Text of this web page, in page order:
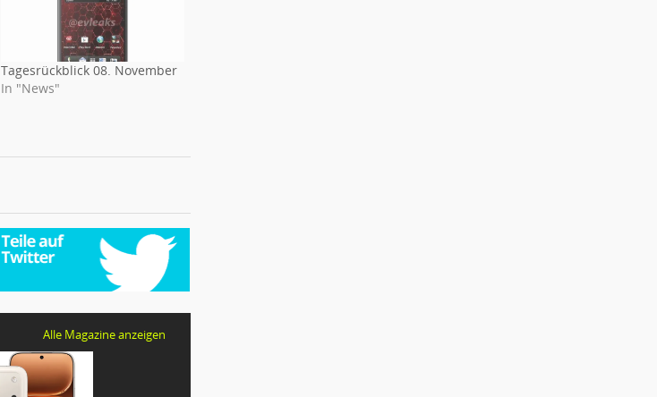
Tagesrückblick 08. November
In "News"
Alle Magazine anzeigen